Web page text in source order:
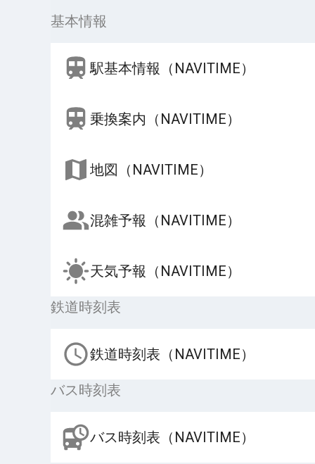
基本情報
駅基本情報（NAVITIME）
乗換案内（NAVITIME）
地図（NAVITIME）
混雑予報（NAVITIME）
天気予報（NAVITIME）
鉄道時刻表
鉄道時刻表（NAVITIME）
バス時刻表
バス時刻表（NAVITIME）